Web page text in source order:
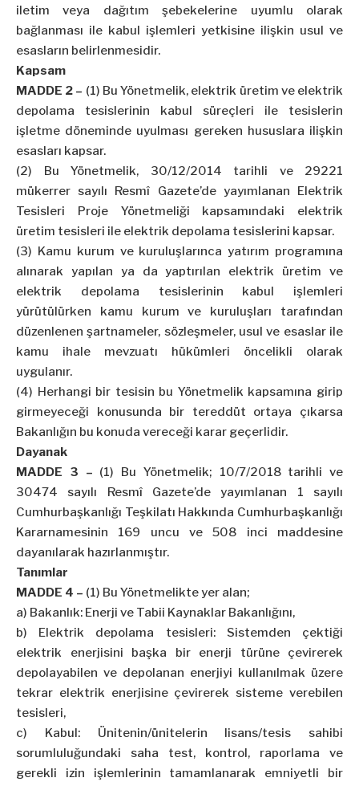
iletim veya dağıtım şebekelerine uyumlu olarak
bağlanması ile kabul işlemleri yetkisine ilişkin usul ve
esasların belirlenmesidir.
Kapsam
MADDE 2 – (1) Bu Yönetmelik, elektrik üretim ve elektrik
depolama tesislerinin kabul süreçleri ile tesislerin
işletme döneminde uyulması gereken hususlara ilişkin
esasları kapsar.
(2) Bu Yönetmelik, 30/12/2014 tarihli ve 29221
mükerrer sayılı Resmî Gazete’de yayımlanan Elektrik
Tesisleri Proje Yönetmeliği kapsamındaki elektrik
üretim tesisleri ile elektrik depolama tesislerini kapsar.
(3) Kamu kurum ve kuruluşlarınca yatırım programına
alınarak yapılan ya da yaptırılan elektrik üretim ve
elektrik depolama tesislerinin kabul işlemleri
yürütülürken kamu kurum ve kuruluşları tarafından
düzenlenen şartnameler, sözleşmeler, usul ve esaslar ile
kamu ihale mevzuatı hükümleri öncelikli olarak
uygulanır.
(4) Herhangi bir tesisin bu Yönetmelik kapsamına girip
girmeyeceği konusunda bir tereddüt ortaya çıkarsa
Bakanlığın bu konuda vereceği karar geçerlidir.
Dayanak
MADDE 3 – (1) Bu Yönetmelik; 10/7/2018 tarihli ve
30474 sayılı Resmî Gazete’de yayımlanan 1 sayılı
Cumhurbaşkanlığı Teşkilatı Hakkında Cumhurbaşkanlığı
Kararnamesinin 169 uncu ve 508 inci maddesine
dayanılarak hazırlanmıştır.
Tanımlar
MADDE 4 – (1) Bu Yönetmelikte yer alan;
a) Bakanlık: Enerji ve Tabii Kaynaklar Bakanlığını,
b) Elektrik depolama tesisleri: Sistemden çektiği
elektrik enerjisini başka bir enerji türüne çevirerek
depolayabilen ve depolanan enerjiyi kullanılmak üzere
tekrar elektrik enerjisine çevirerek sisteme verebilen
tesisleri,
c) Kabul: Ünitenin/ünitelerin lisans/tesis sahibi
sorumluluğundaki saha test, kontrol, raporlama ve
gerekli izin işlemlerinin tamamlanarak emniyetli bir